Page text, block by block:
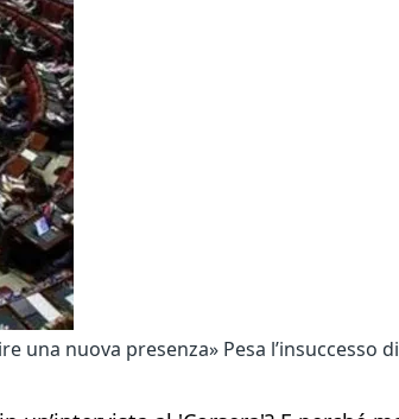
nuova presenza» Pesa l’insuccesso